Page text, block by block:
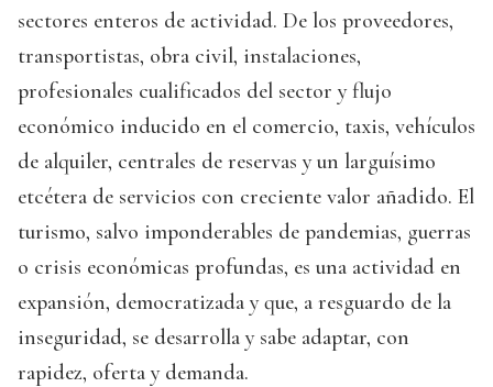
sectores enteros de actividad. De los proveedores,
transportistas, obra civil, instalaciones,
profesionales cualificados del sector y flujo
económico inducido en el comercio, taxis, vehículos
de alquiler, centrales de reservas y un larguísimo
etcétera de servicios con creciente valor añadido. El
turismo, salvo imponderables de pandemias, guerras
o crisis económicas profundas, es una actividad en
expansión, democratizada y que, a resguardo de la
inseguridad, se desarrolla y sabe adaptar, con
rapidez, oferta y demanda.